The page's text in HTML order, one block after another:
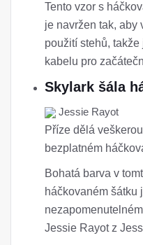
Tento vzor s
je navržen tak, aby
použití stehů,
kabelu pro
Skylark šála
Jessie Rayot
Příze dělá
bezplatném
Bohatá barva v
háčkovaném šátku
Jessie Rayot z